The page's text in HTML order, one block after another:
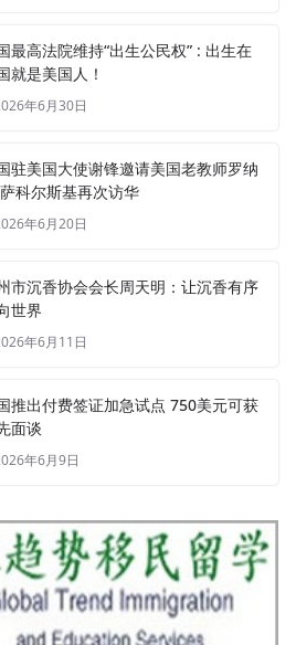
最高法院维持“出生公民权” : 出生在
就是美国人！
年6月30日
驻美国大使谢锋邀请美国老教师罗纳
科尔斯基再次访华
年6月20日
市沉香协会会长周天明：让沉香有序
世界
年6月11日
推出付费签证加急试点 750美元可获
面谈
年6月9日